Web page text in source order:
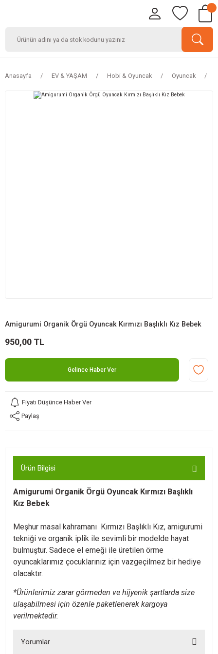
Anasayfa EV & YAŞAM Hobi & Oyuncak Oyuncak
Amigurumi Organik Örgü Oyuncak Kırmızı Başlıklı Kız Bebek
950,00 TL
Gelince Haber Ver
Fiyatı Düşünce Haber Ver
Paylaş
Ürün Bilgisi
Amigurumi Organik Örgü Oyuncak Kırmızı Başlıklı
Kız Bebek
Meşhur masal kahramanı Kırmızı Başlıklı Kız, amigurumi
tekniği ve organik iplik ile sevimli bir modelde hayat
bulmuştur. Sadece el emeği ile üretilen örme
oyuncaklarımız çocuklarınız için vazgeçilmez bir hediye
olacaktır.
*Ürünlerimiz zarar görmeden ve hijyenik şartlarda size
ulaşabilmesi için özenle paketlenerek kargoya
verilmektedir.
Yorumlar